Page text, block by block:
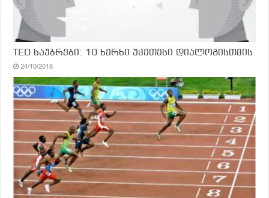
TED საუბრები: 10 ხერხი უკეთესი დიალოგისთვის
24/10/2018